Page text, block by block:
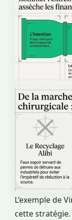
L’exemple de
cette